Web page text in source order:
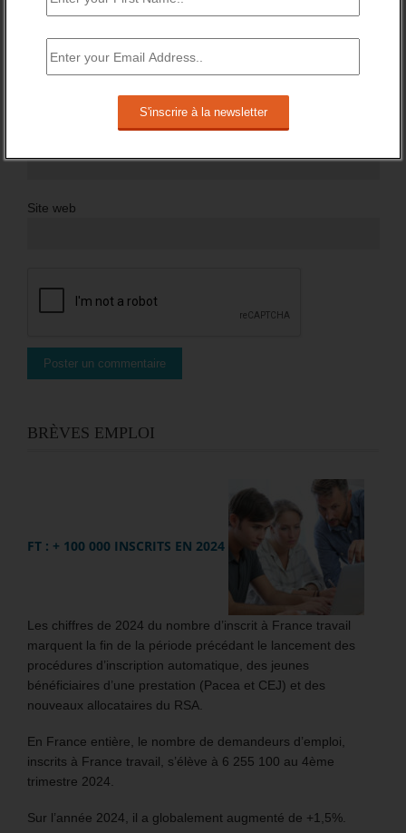
Site web
BRÈVES EMPLOI
FT : + 100 000 INSCRITS EN 2024
Les chiffres de 2024 du nombre d’inscrit à France travail
marquent la fin de la période précédant le lancement des
procédures d’inscription automatique, des jeunes
bénéficiaires d’une prestation (Pacea et CEJ) et des
nouveaux allocataires du RSA.
En France entière, le nombre de demandeurs d’emploi,
inscrits à France travail, s’élève à 6 255 100 au 4ème
trimestre 2024.
Sur l’année 2024, il a globalement augmenté de +1,5%.